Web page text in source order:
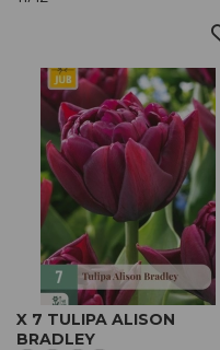
X 7 TULIPA ALISON
BRADLEY